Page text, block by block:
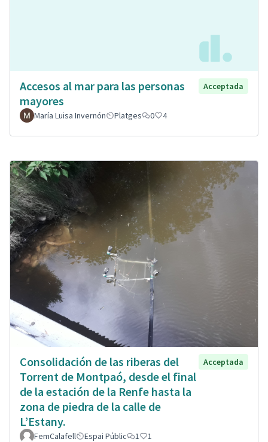
Accesos al mar para las personas
mayores
Acceptada
María Luisa Invernón Platges 0 4
Consolidación de las riberas del
Torrent de Montpaó, desde el final
de la estación de la Renfe hasta la
zona de piedra de la calle de
L’Estany.
Acceptada
FemCalafell Espai Públic 1 1